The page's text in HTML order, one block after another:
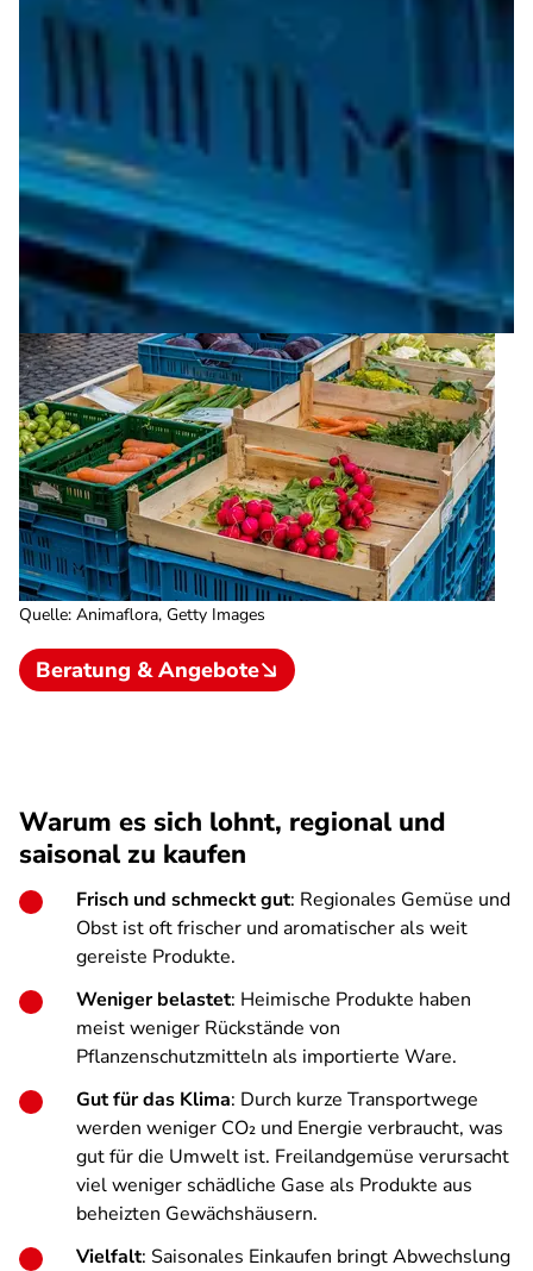
Quelle: Animaflora, Getty Images
Beratung & Angebote
Warum es sich lohnt, regional und
saisonal zu kaufen
Frisch und schmeckt gut: Regionales Gemüse und
Obst ist oft frischer und aromatischer als weit
gereiste Produkte.
Weniger belastet: Heimische Produkte haben
meist weniger Rückstände von
Pflanzenschutzmitteln als importierte Ware.
Gut für das Klima: Durch kurze Transportwege
werden weniger CO₂ und Energie verbraucht, was
gut für die Umwelt ist. Freilandgemüse verursacht
viel weniger schädliche Gase als Produkte aus
beheizten Gewächshäusern.
Vielfalt: Saisonales Einkaufen bringt Abwechslung